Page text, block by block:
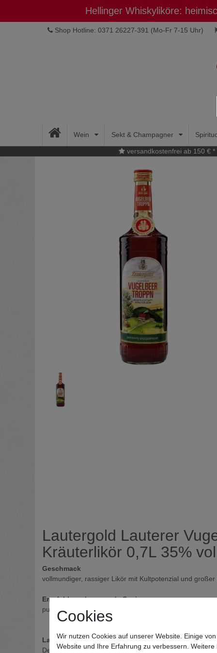
Hellinger Whiskyliköre:
Shop Hotline: 0371 26227-391 (Mo-Fr 7-15 Uhr)
Wein Sekt & Champagner
versandkostenfrei ab 150 € *
Lautergold Lauterer
Kräuterlikör 0,7L 35% vol
Geschmack
vollmundiger, rassiger Likör mit Kultpotenzial und
Empfehlung / passende Speise
pur, auf Eis oder gemixt - ein Genuss für Ihren Gaumen
Land
Deutschland
Cookies
Wir nutzen Cookies auf unserer Website. Einige
Website und Ihre Erfahrung zu verbessern.